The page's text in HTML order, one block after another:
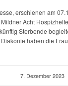
erschienen am
Acht
Sterbende
haben die
7. Dezember 2023